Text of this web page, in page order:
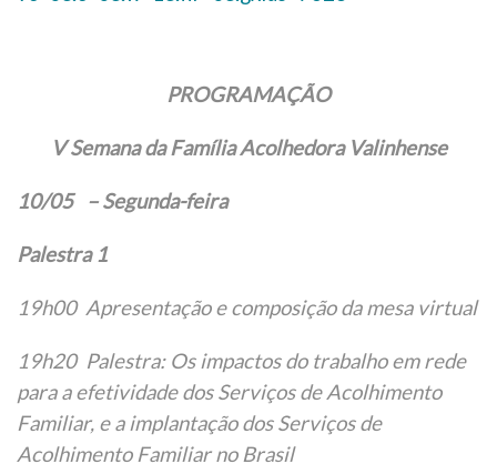
PROGRAMAÇÃO
V Semana da Família Acolhedora Valinhense
10/05 – Segunda-feira
Palestra 1
19h00 Apresentação e composição da mesa virtual
19h20 Palestra: Os impactos do trabalho em rede
para a efetividade dos Serviços de Acolhimento
Familiar, e a implantação dos Serviços de
Acolhimento Familiar no Brasil